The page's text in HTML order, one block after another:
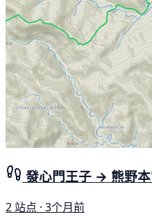
發心門王子 → 熊野
2 站点 · 3个月前